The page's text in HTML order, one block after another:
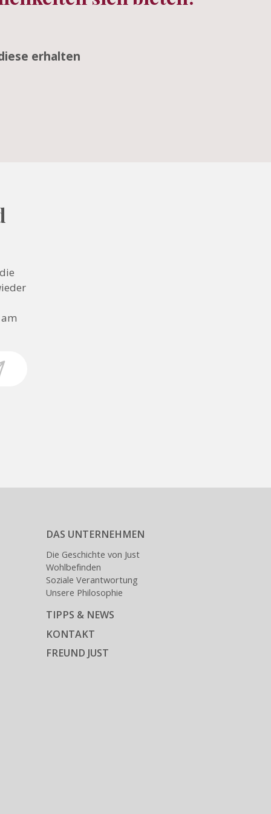
erhalten
DAS UNTERNEHMEN
Die Geschichte von Just
Wohlbefinden
Soziale Verantwortung
Unsere Philosophie
TIPPS & NEWS
KONTAKT
FREUND JUST